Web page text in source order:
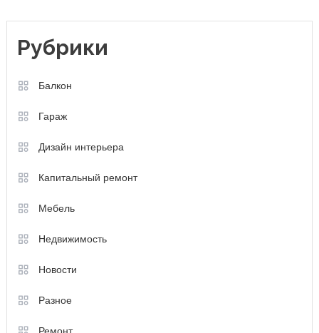
Рубрики
Балкон
Гараж
Дизайн интерьера
Капитальный ремонт
Мебель
Недвижимость
Новости
Разное